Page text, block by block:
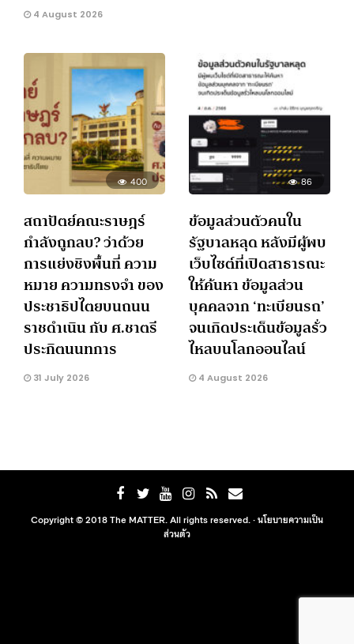
4 August 2026
400
สถาปัตย์คณะราษฎร์
กำลังถูกลบ? ว่าด้วย
การแย่งชิงพื้นที่ ความ
หมาย ความทรงจำ ของ
ประชาธิปไตยบนถนน
ราชดำเนิน กับ ศ.ชาตรี
ประกิตนนทการ
31 July 2026
86
ข้อมูลส่วนตัวคนใน
รัฐบาลหลุด หลังมีผู้พบ
เว็บไซต์ที่เปิดสาธารณะ
ให้ค้นหา ข้อมูลส่วน
บุคคลจาก ‘ทะเบียนรถ’
จนเกิดประเด็นข้อมูลรั่ว
ไหลบนโลกออนไลน์
4 August 2026
Copyright © 2018 The MATTER. All rights reserved. ·นโยบายความเป็น
ส่วนตัว